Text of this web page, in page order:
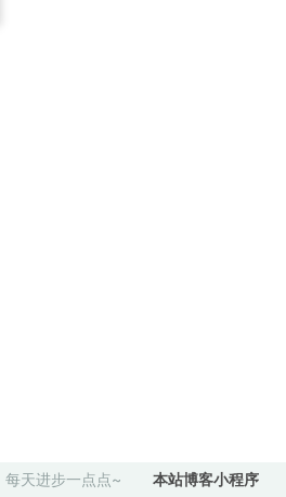
每天进步一点点~ 本站博客小程序